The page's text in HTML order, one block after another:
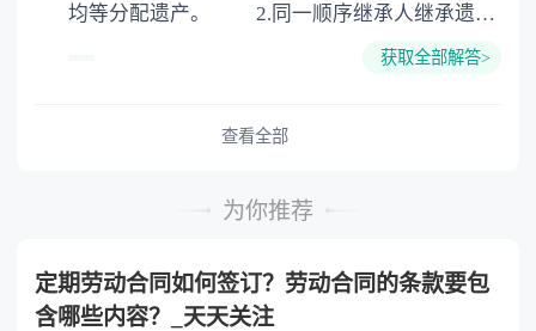
均等分配遗产。 2.同一顺序继承人继承遗产
或者与被继承人共同生活的继承人，分配遗产
的继承人，不尽扶养义务的，分配遗产时，应当
获取全部解答>
查看全部
为你推荐
定期劳动合同如何签订？劳动合同的条款要包
含哪些内容？_天天关注